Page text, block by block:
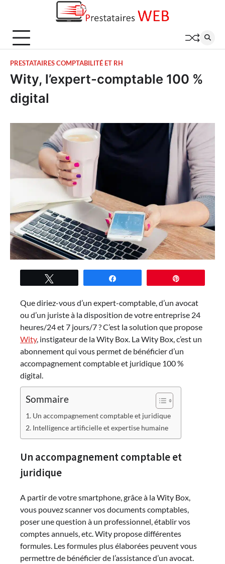
content
PRESTATAIRES COMPTABILITÉ ET RH
Wity, l’expert-comptable 100 %
digital
Que diriez-vous d’un expert-comptable, d’un avocat
ou d’un juriste à la disposition de votre entreprise 24
heures/24 et 7 jours/7 ? C’est la solution que propose
Wity, instigateur de la Wity Box. La Wity Box, c’est un
abonnement qui vous permet de bénéficier d’un
accompagnement comptable et juridique 100 %
digital.
Sommaire
Un accompagnement comptable et juridique
Intelligence artificielle et expertise humaine
Un accompagnement comptable et
juridique
A partir de votre smartphone, grâce à la Wity Box,
vous pouvez scanner vos documents comptables,
poser une question à un professionnel, établir vos
comptes annuels, etc. Wity propose différentes
formules. Les formules plus élaborées peuvent vous
permettre de bénéficier de l’assistance d’un avocat.